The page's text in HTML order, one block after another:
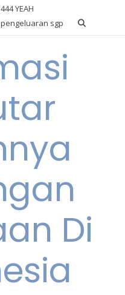
YEAH
pengeluaran sgp
Di